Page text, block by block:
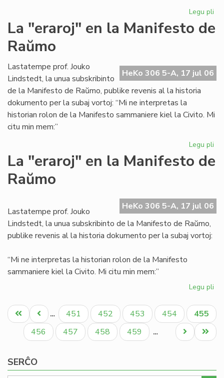
Legu pli
La "eraroj" en la Manifesto de
Raŭmo
HeKo 306 5-A, 17 jul 06
Lastatempe prof. Jouko
Lindstedt, la unua subskribinto
de la Manifesto de Raŭmo, publike revenis al la historia
dokumento per la subaj vortoj: “Mi ne interpretas la
historian rolon de la Manifesto sammaniere kiel la Civito. Mi
citu min mem:”
Legu pli
La "eraroj" en la Manifesto de
Raŭmo
HeKo 306 5-A, 17 jul 06
Lastatempe prof. Jouko
Lindstedt, la unua subskribinto de la Manifesto de Raŭmo,
publike revenis al la historia dokumento per la subaj vortoj:
“Mi ne interpretas la historian rolon de la Manifesto
sammaniere kiel la Civito. Mi citu min mem:”
Legu pli
en
la
Pagination
Unua
paĝo
Antaŭa
paĝo
… Paĝo
451 Paĝo
452 Paĝo
453 Paĝo
454
Aktuala
paĝo
455
Paĝo
456 Paĝo
457 Paĝo
458 Paĝo
459 …
Last
page
Next
page
SERĈO